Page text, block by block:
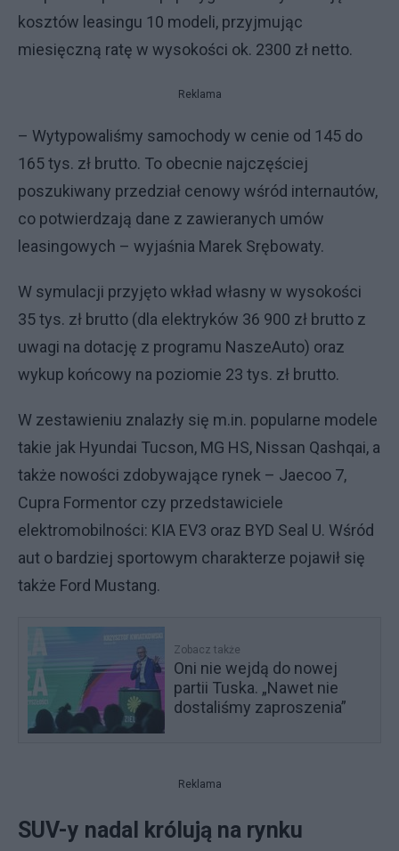
kosztów leasingu 10 modeli, przyjmując
miesięczną ratę w wysokości ok. 2300 zł netto.
Reklama
– Wytypowaliśmy samochody w cenie od 145 do
165 tys. zł brutto. To obecnie najczęściej
poszukiwany przedział cenowy wśród internautów,
co potwierdzają dane z zawieranych umów
leasingowych – wyjaśnia Marek Srębowaty.
W symulacji przyjęto wkład własny w wysokości
35 tys. zł brutto (dla elektryków 36 900 zł brutto z
uwagi na dotację z programu NaszeAuto) oraz
wykup końcowy na poziomie 23 tys. zł brutto.
W zestawieniu znalazły się m.in. popularne modele
takie jak Hyundai Tucson, MG HS, Nissan Qashqai, a
także nowości zdobywające rynek – Jaecoo 7,
Cupra Formentor czy przedstawiciele
elektromobilności: KIA EV3 oraz BYD Seal U. Wśród
aut o bardziej sportowym charakterze pojawił się
także Ford Mustang.
Zobacz także
Oni nie wejdą do nowej
partii Tuska. „Nawet nie
dostaliśmy zaproszenia”
Reklama
SUV-y nadal królują na rynku